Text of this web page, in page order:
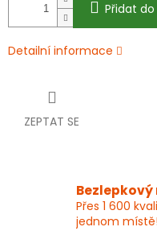
Přidat do
Detailní informace
ZEPTAT SE
Bezlepkový
Přes 1 600
jednom místě!